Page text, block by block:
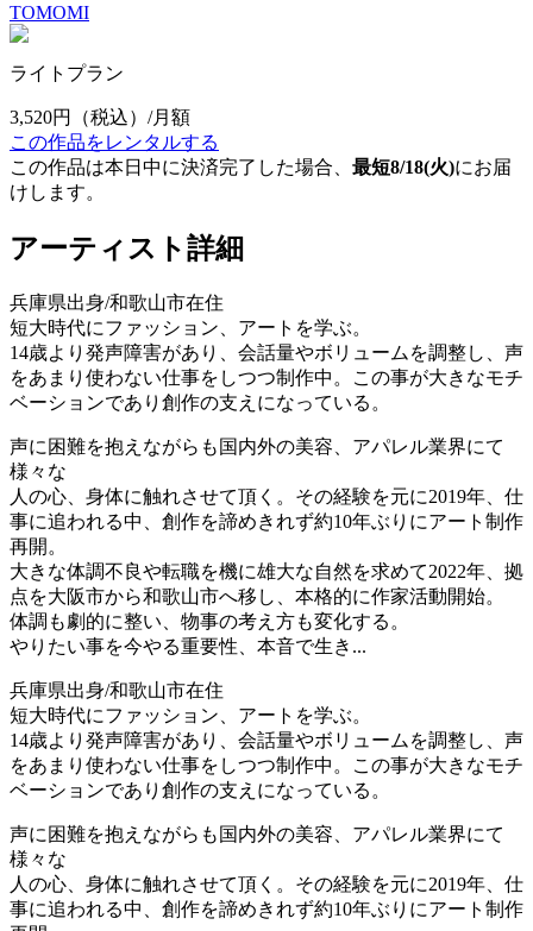
TOMOMI
ライトプラン
3,520円
（税込）/月額
この作品をレンタルする
この作品は本日中に決済完了した場合、 最短8/18(火)にお届
けします。
アーティスト詳細
兵庫県出身/和歌山市在住
短大時代にファッション、アートを学ぶ。
14歳より発声障害があり、会話量やボリュームを調整し、声
をあまり使わない仕事をしつつ制作中。この事が大きなモチ
ベーションであり創作の支えになっている。
声に困難を抱えながらも国内外の美容、アパレル業界にて
様々な
人の心、身体に触れさせて頂く。その経験を元に2019年、仕
事に追われる中、創作を諦めきれず約10年ぶりにアート制作
再開。
大きな体調不良や転職を機に雄大な自然を求めて2022年、拠
点を大阪市から和歌山市へ移し、本格的に作家活動開始。
体調も劇的に整い、物事の考え方も変化する。
やりたい事を今やる重要性、本音で生き...
兵庫県出身/和歌山市在住
短大時代にファッション、アートを学ぶ。
14歳より発声障害があり、会話量やボリュームを調整し、声
をあまり使わない仕事をしつつ制作中。この事が大きなモチ
ベーションであり創作の支えになっている。
声に困難を抱えながらも国内外の美容、アパレル業界にて
様々な
人の心、身体に触れさせて頂く。その経験を元に2019年、仕
事に追われる中、創作を諦めきれず約10年ぶりにアート制作